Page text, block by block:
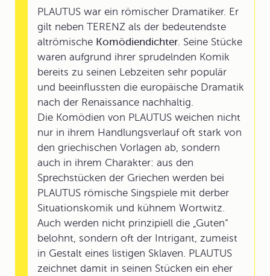
PLAUTUS war ein römischer Dramatiker. Er
gilt neben TERENZ als der bedeutendste
altrömische Komödiendichter. Seine Stücke
waren aufgrund ihrer sprudelnden Komik
bereits zu seinen Lebzeiten sehr populär
und beeinflussten die europäische Dramatik
nach der Renaissance nachhaltig.
Die Komödien von PLAUTUS weichen nicht
nur in ihrem Handlungsverlauf oft stark von
den griechischen Vorlagen ab, sondern
auch in ihrem Charakter: aus den
Sprechstücken der Griechen werden bei
PLAUTUS römische Singspiele mit derber
Situationskomik und kühnem Wortwitz.
Auch werden nicht prinzipiell die „Guten“
belohnt, sondern oft der Intrigant, zumeist
in Gestalt eines listigen Sklaven. PLAUTUS
zeichnet damit in seinen Stücken ein eher